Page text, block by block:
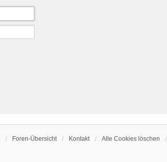
Foren-Übersicht Kontakt Alle Cookies löschen